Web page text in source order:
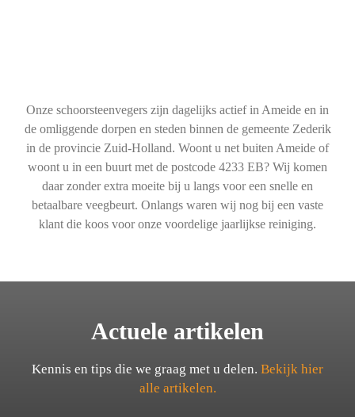
Onze schoorsteenvegers zijn dagelijks actief in Ameide en in
de omliggende dorpen en steden binnen de gemeente Zederik
in de provincie Zuid-Holland. Woont u net buiten Ameide of
woont u in een buurt met de postcode 4233 EB? Wij komen
daar zonder extra moeite bij u langs voor een snelle en
betaalbare veegbeurt. Onlangs waren wij nog bij een vaste
klant die koos voor onze voordelige jaarlijkse reiniging.
Actuele artikelen
Kennis en tips die we graag met u delen. Bekijk hier
alle artikelen.